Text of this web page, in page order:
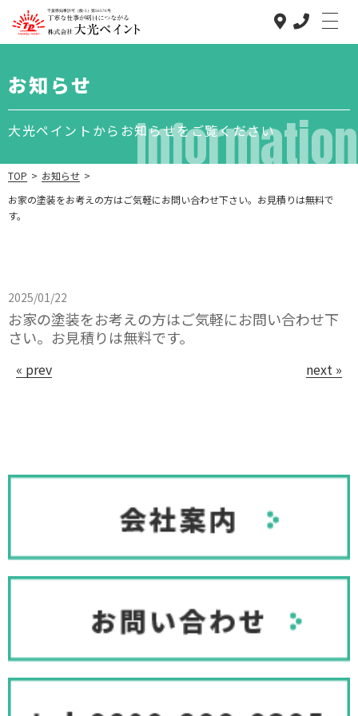
大光ペイント
のこだわり
低価格で高品質
事業内容
施工実績
0800-800-0305
お知らせ
大光ペイントからお知らせをご覧ください
Information
TOP > お知らせ >
お家の塗装をお考えの方はご気軽にお問い合わせ下さい。お見積りは無料で
す。
2025/01/22
お家の塗装をお考えの方はご気軽にお問い合わせ下
さい。お見積りは無料です。
« prev next »